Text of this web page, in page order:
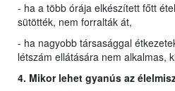
- ha a több órája elkészített főtt
sütötték, nem forralták át,
- ha nagyobb társasággal
létszám ellátására nem alkalmas,
4. Mikor lehet gyanús az